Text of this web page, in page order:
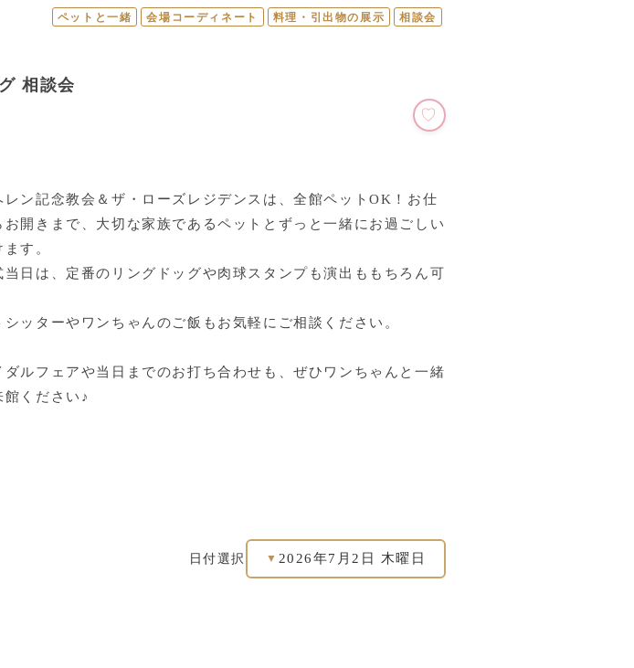
ペットと一緒 会場コーディネート 料理・引出物の展示 相談会
相談会
レン記念教会＆ザ・ローズレジデンスは、全館ペットOK！お仕
お開きまで、大切な家族であるペットとずっと一緒にお過ごしい
す。
当日は、定番のリングドッグや肉球スタンプも演出ももちろん可
シッターやワンちゃんのご飯もお気軽にご相談ください。
ダルフェアや当日までのお打ち合わせも、ぜひワンちゃんと一緒
館ください♪
日付選択 ▼ 2026年7月2日 木曜日